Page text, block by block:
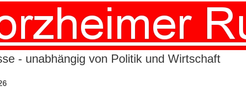
- unabhängig von Politik und Wirtschaft